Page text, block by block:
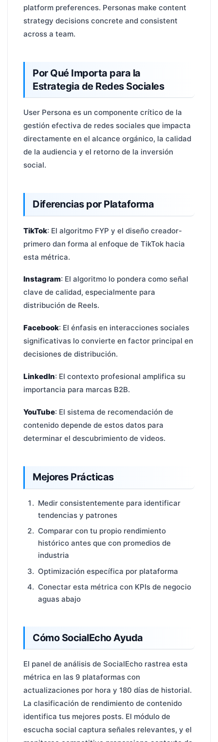
platform preferences. Personas make content
strategy decisions concrete and consistent
across a team.
Por Qué Importa para la
Estrategia de Redes Sociales
User Persona es un componente crítico de la
gestión efectiva de redes sociales que impacta
directamente en el alcance orgánico, la calidad
de la audiencia y el retorno de la inversión
social.
Diferencias por Plataforma
TikTok: El algoritmo FYP y el diseño creador-
primero dan forma al enfoque de TikTok hacia
esta métrica.
Instagram: El algoritmo lo pondera como señal
clave de calidad, especialmente para
distribución de Reels.
Facebook: El énfasis en interacciones sociales
significativas lo convierte en factor principal en
decisiones de distribución.
LinkedIn: El contexto profesional amplifica su
importancia para marcas B2B.
YouTube: El sistema de recomendación de
contenido depende de estos datos para
determinar el descubrimiento de videos.
Mejores Prácticas
Medir consistentemente para identificar
tendencias y patrones
Comparar con tu propio rendimiento
histórico antes que con promedios de
industria
Optimización específica por plataforma
Conectar esta métrica con KPIs de negocio
aguas abajo
Cómo SocialEcho Ayuda
El panel de análisis de SocialEcho rastrea esta
métrica en las 9 plataformas con
actualizaciones por hora y 180 días de historial.
La clasificación de rendimiento de contenido
identifica tus mejores posts. El módulo de
escucha social captura señales relevantes, y el